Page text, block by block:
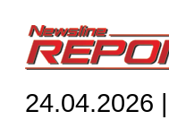
24.04.2026